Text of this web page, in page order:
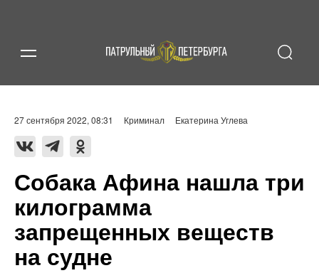
27 сентября 2022, 08:31 Криминал Екатерина Углева
Собака Афина нашла три
килограмма
запрещенных веществ
на судне